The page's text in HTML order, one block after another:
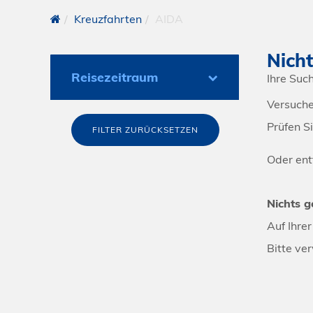
Kreuzfahrten AIDA
Reisezeitraum
Ihre
Prüfen
Oder
Nichts
Auf
Bitte